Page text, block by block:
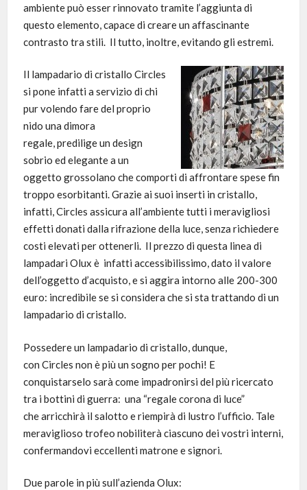
ambiente può esser rinnovato tramite l’aggiunta di
questo elemento, capace di creare un affascinante
contrasto tra stili. Il tutto, inoltre, evitando gli estremi.
Il lampadario di cristallo Circles
si pone infatti a servizio di chi
pur volendo fare del proprio
nido una dimora
regale, predilige un design
sobrio ed elegante a un
oggetto grossolano che comporti di affrontare spese fin
troppo esorbitanti. Grazie ai suoi inserti in cristallo,
infatti, Circles assicura all’ambiente tutti i meravigliosi
effetti donati dalla rifrazione della luce, senza richiedere
costi elevati per ottenerli. Il prezzo di questa linea di
lampadari Olux è infatti accessibilissimo, dato il valore
dell’oggetto d’acquisto, e si aggira intorno alle 200-300
euro: incredibile se si considera che si sta trattando di un
lampadario di cristallo.
Possedere un lampadario di cristallo, dunque,
con Circles non è più un sogno per pochi! E
conquistarselo sarà come impadronirsi del più ricercato
tra i bottini di guerra: una “regale corona di luce”
che arricchirà il salotto e riempirà di lustro l’ufficio. Tale
meraviglioso trofeo nobiliterà ciascuno dei vostri interni,
confermandovi eccellenti matrone e signori.
Due parole in più sull’azienda Olux: